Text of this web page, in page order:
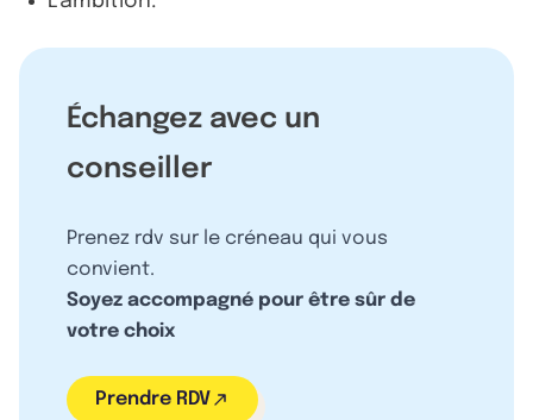
Échangez avec un
conseiller
Prenez rdv sur le créneau qui vous
convient.
Soyez accompagné pour être sûr de
votre choix
Prendre RDV